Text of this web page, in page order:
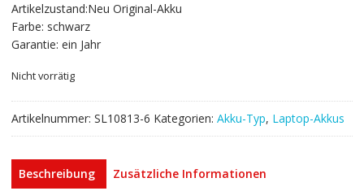
Artikelzustand:Neu Original-Akku
Farbe: schwarz
Garantie: ein Jahr
Nicht vorrätig
Artikelnummer: SL10813-6 Kategorien: Akku-Typ, Laptop-Akkus
Beschreibung
Zusätzliche Informationen